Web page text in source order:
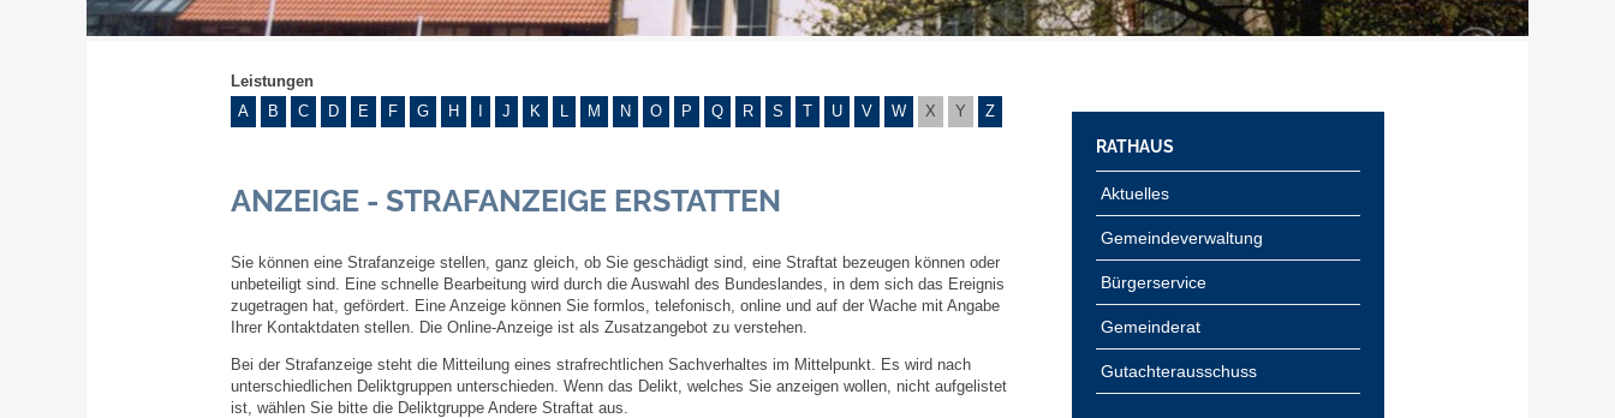
Steuern
Haushalt 2026
Trinkwasser - Härtebereich
Redaktionsstatut für das Amtsblatt
Service
Leistungen
A
B C D E F G H J K L M N O P Q R S U V W X Y Z
ANZEIGE - STRAFANZEIGE ERSTATTEN
Sie können eine Strafanzeige stellen, ganz gleich, ob Sie geschädigt sind, eine Straftat bezeugen können oder
unbeteiligt sind. Eine schnelle Bearbeitung wird durch die Auswahl des Bundeslandes, in dem sich das Ereignis
zugetragen hat, gefördert. Eine Anzeige können Sie formlos, telefonisch, online und auf der Wache mit Angabe
Ihrer Kontaktdaten stellen. Die Online-Anzeige ist als Zusatzangebot zu verstehen.
Bei der Strafanzeige steht die Mitteilung eines strafrechtlichen Sachverhaltes im Mittelpunkt. Es wird nach
unterschiedlichen Deliktgruppen unterschieden. Wenn das Delikt, welches Sie anzeigen wollen, nicht aufgelistet
ist, wählen Sie bitte die Deliktgruppe Andere Straftat aus.
RATHAUS
Aktuelles
Gemeindeverwaltung
Bürgerservice
Gemeinderat
Gutachterausschuss